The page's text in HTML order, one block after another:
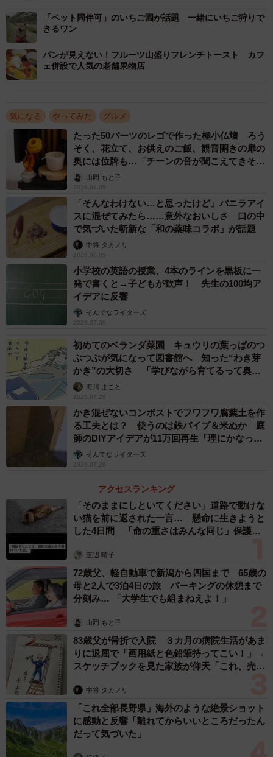
3/6
全部食べちゃいたいほどのおいしさですが、お腹を壊さないように注意
してね（提供：礼さん）
整体の個人サロンを営む礼さん（サロン：
@narihira8252017 ）は「ついつい食べ過ぎてしまうおい
しさですが、いちごは体を冷やす作用があり、このレシピ
はさらに冷凍するので食べ過ぎには注意してください」と
話します。いちごの天然シャーベットの作り方のコツを聞
──小粒のいちごというのがポイントなんでしょうか？
小粒がいいというより、大粒はそのまま食べた方がおい
しいと思うのでしないです。どちらかというと持て余し気
味な小粒を美味しく食べる方法です。
──はちみつの量はどのくらいがおすすめですか？
ツははちみつの量をケチらないこと。イチゴを寄せてはち
みつが下に落ちてしまわないようにするといいようなの
で、私はできるだけおしくらまんじゅうさせた状態で冷凍
庫に入れます。
──いちご農家さんも反応するほど話題になりましたね。
正直、我が家では小粒いちごがあったら昔からやってい
た方法なので、こんなに反応があると思っていなくてびっ
くりしました。いちご農家としていちごの需要を高める一
助になってくれればいいな、と思います。それと推しの作
品「上橋菜穂子著『鹿の王』」の映画化が広まればいい
な。
「ペット同伴可」のいちご園が話題 一緒にいちご狩りで
きるワン
パンが見えない！フルーツ山盛りフレンチトースト カフ
ェ併設で人気の老舗果物店
気になる やってみた グルメ
たった50パーツのレゴで作った極小仏壇 ろう
そく、花立て、お供えのご飯、観音開きの扉の
奥には位牌も…「チーンの音が聞こえてきそ
う」山岡 もと子
2026.08.05
「そんなわけない…と思ったけど」バニラアイ
スに混ぜてみたら……意外なおいしさ 口の中
で気づいた斬新な「和の薬味コラボ」が話題
中将 タカノリ
2026.08.05
小学校の英語の授業、4本のラインを黒板に一
発で書くと→子どもが歓声！ 先生の100均ア
イデアに反響
そんでなライターズ
2026.07.30
初めてのベランダ菜園 キュウリの葉っぱのつ
ぶつぶが気になって図書館へ 知った“わき芽
かき”の大切さ 「学びながら育てるって奥深
い」【漫画】
海川 まこと
2026.07.29
かき混ぜないコンポストでフワフワ腐葉土を作
る工夫とは？ 使うのは鉄パイプ＆米ぬか 庭
師のDIYアイデアが11万回再生「理にかなった
手法」そんでなライターズ
2026.07.26
アクセスランキング
「そのままにしといてください」道路で動けな
い猫を前に返された一言… 懸命に生きようと
した4日間 「命の重さはみんな同じ」保護団
渡辺 晴子
72歳父、軽自動車で新潟から四国まで 65歳の
母と2人で3泊4日の旅 パーキングの休憩まで
分刻み… 「大学生でも組まねえよ！」
山岡 もと子
83歳父が骨折で入院 ３カ月の病院生活があま
りに退屈で「画用紙と色鉛筆持ってこい！」→
スケッチブックを見た家族が仰天「これ、売れ
中将 タカノリ
「これ全部長野県」海外のような絶景ショット
に感動と反響「離れてからいいところだったん
だって気づいた」